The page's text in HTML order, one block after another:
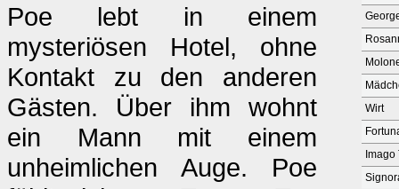
Poe lebt in einem
mysteriösen Hotel, ohne
Kontakt zu den anderen
Gästen. Über ihm wohnt
ein Mann mit einem
unheimlichen Auge. Poe
Wirt